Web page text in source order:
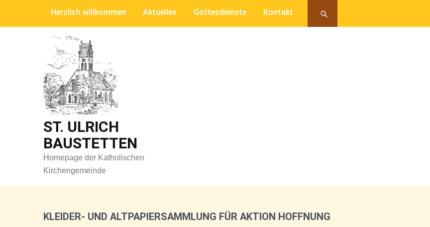
Herzlich willkommen Aktuelles Gottesdienste Kontakt
ST. ULRICH
BAUSTETTEN
Homepage der Katholischen
Kirchengemeinde
KLEIDER- UND ALTPAPIERSAMMLUNG FÜR AKTION HOFFNUNG